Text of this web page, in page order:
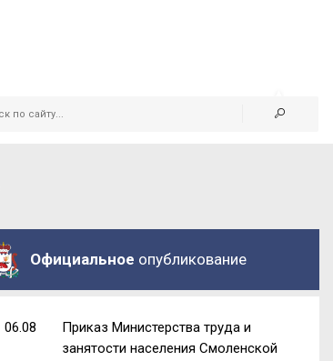
Официальное опубликование
06.08
Приказ Министерства труда и
занятости населения Смоленской